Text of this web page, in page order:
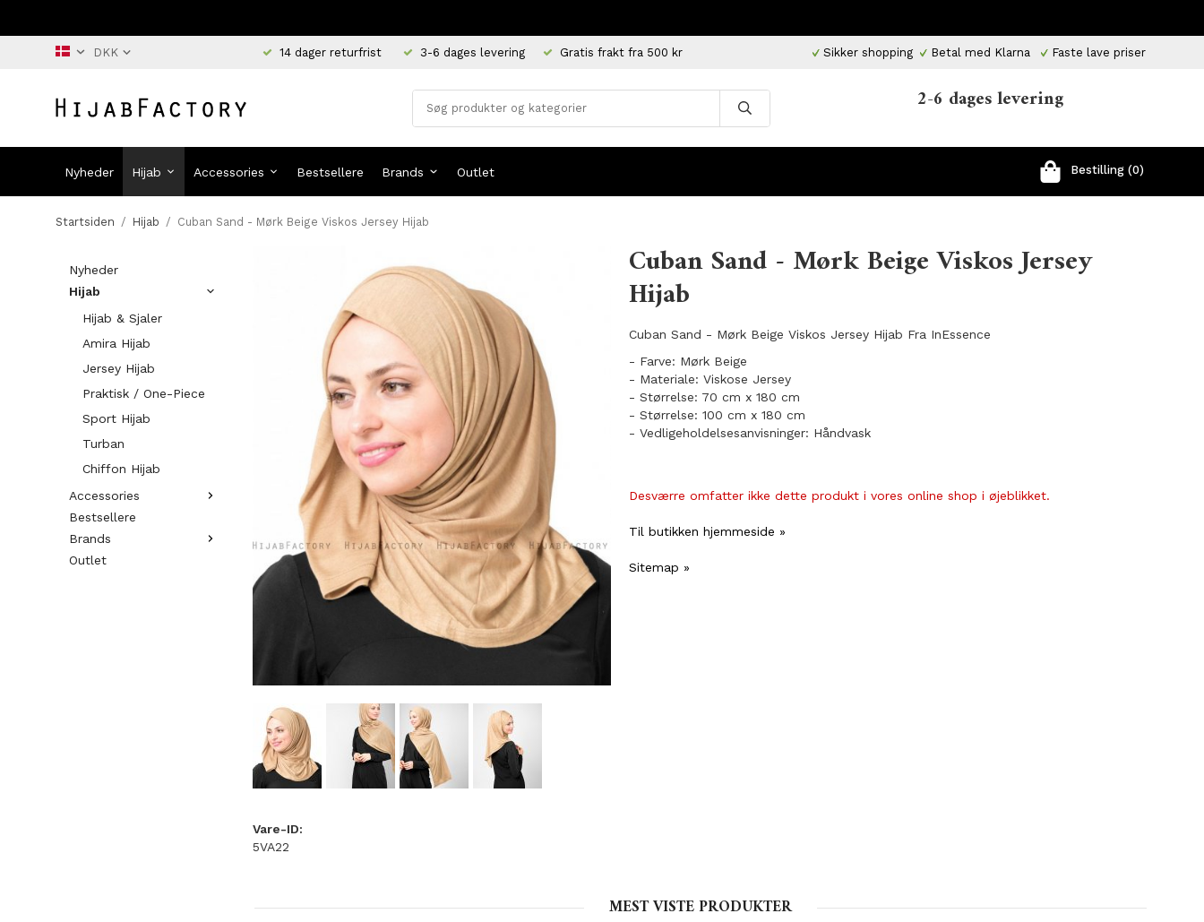
14 dager returfrist 3-6 dages levering Gratis frakt fra 500 kr Sikker shopping Betal med Klarna Faste lave priser
2-6 dages levering
Nyheder Hijab Accessories Bestsellere Brands Outlet Bestilling (0)
Startsiden / Hijab / Cuban Sand - Mørk Beige Viskos Jersey Hijab
Nyheder
Hijab
Hijab & Sjaler
Amira Hijab
Jersey Hijab
Praktisk / One-Piece
Sport Hijab
Turban
Chiffon Hijab
Accessories
Bestsellere
Brands
Outlet
Cuban Sand - Mørk Beige Viskos Jersey
Hijab
Cuban Sand - Mørk Beige Viskos Jersey Hijab Fra InEssence
- Farve: Mørk Beige
- Materiale: Viskose Jersey
- Størrelse: 70 cm x 180 cm
- Størrelse: 100 cm x 180 cm
- Vedligeholdelsesanvisninger: Håndvask
Desværre omfatter ikke dette produkt i vores online shop i øjeblikket.
Til butikken hjemmeside »
Sitemap »
Vare-ID:
5VA22
MEST VISTE PRODUKTER